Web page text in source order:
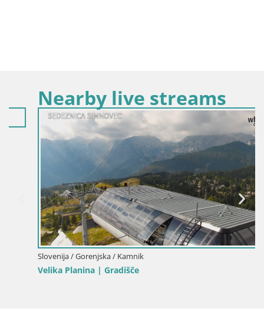
Nearby live streams
Slovenija / Gorenjska / Kamnik
Velika Planina | Gradišče